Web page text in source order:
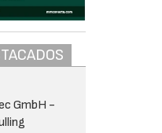
GmbH -